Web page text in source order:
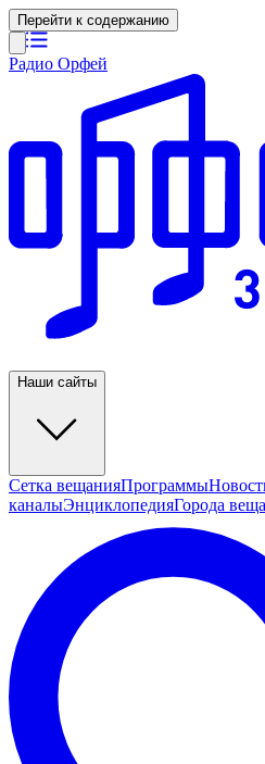
Перейти к содержанию
Радио Орфей
Наши сайты
Сетка вещанияПрограммы
каналыЭнциклопедияГорода